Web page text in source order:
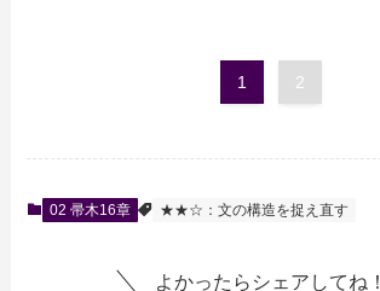
1 2
02 帚木16章 ★★☆：文の構造を捉え直す
よかったらシェアしてね！